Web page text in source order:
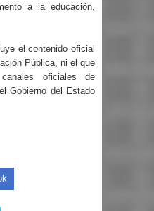
a la educación,
el contenido oficial
Pública, ni el que
oficiales de
Gobierno del Estado